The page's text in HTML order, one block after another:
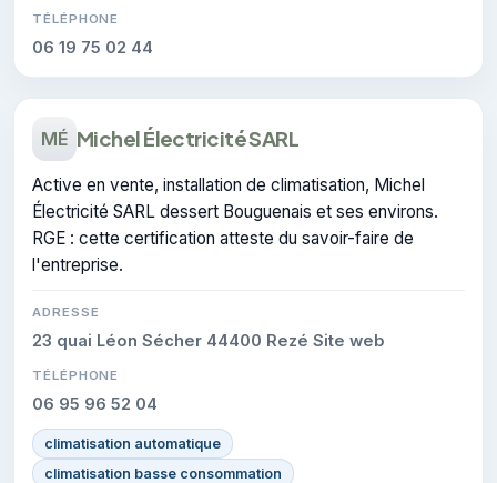
TÉLÉPHONE
06 19 75 02 44
MÉ Michel Électricité SARL
Active en vente, installation de climatisation, Michel
Électricité SARL dessert Bouguenais et ses environs.
RGE : cette certification atteste du savoir-faire de
l'entreprise.
ADRESSE
23 quai Léon Sécher 44400 Rezé Site web
TÉLÉPHONE
06 95 96 52 04
climatisation automatique
climatisation basse consommation